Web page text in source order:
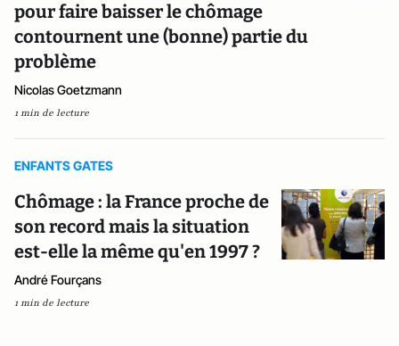
pour faire baisser le chômage
contournent une (bonne) partie du
problème
Nicolas Goetzmann
1 min de lecture
ENFANTS GATES
Chômage : la France proche de
son record mais la situation
est-elle la même qu'en 1997 ?
André Fourçans
1 min de lecture